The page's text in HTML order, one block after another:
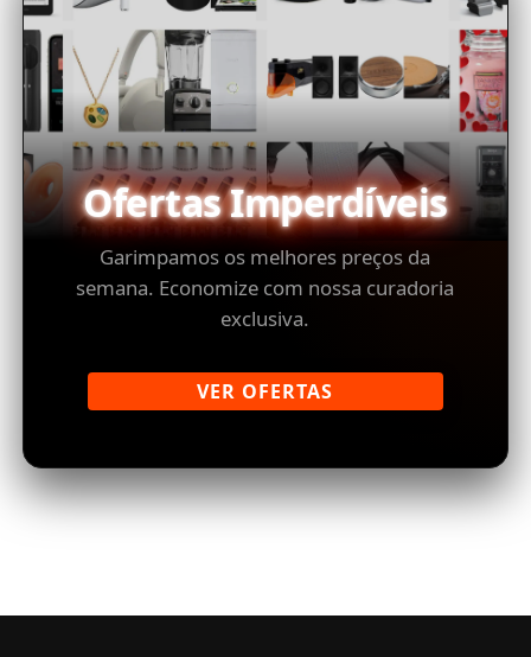
Ofertas Imperdíveis
Garimpamos os melhores preços da
semana. Economize com nossa curadoria
exclusiva.
VER OFERTAS